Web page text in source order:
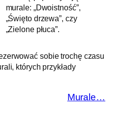
murale: „Dwoistność”,
„Święto drzewa”, czy
„Zielone płuca”.
sobie trochę czasu
których przykłady
Murale…